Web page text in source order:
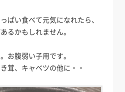
ぱい食べて元気になれたら、
るかもしれません。
お腹弱い子用です。
茸、キャベツの他に・・